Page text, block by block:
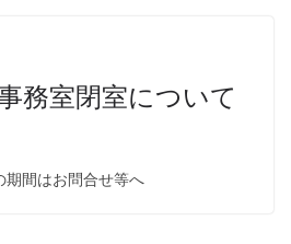
務室閉室について
期間はお問合せ等へ